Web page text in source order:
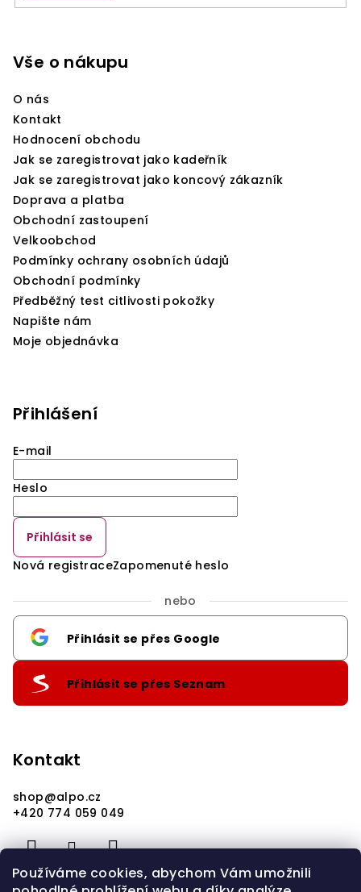
Používáme cookies, abychom Vám umožnili
Vše o nákupu
O nás
Kontakt
Hodnocení obchodu
Jak se zaregistrovat jako kadeřník
Jak se zaregistrovat jako koncový zákazník
Doprava a platba
Obchodní zastoupení
Velkoobchod
Podmínky ochrany osobních údajů
Obchodní podmínky
Předběžný test citlivosti pokožky
Napište nám
Moje objednávka
Přihlášení
E-mail
Heslo
Přihlásit se
Nová registraceZapomenuté heslo
nebo
Přihlásit se přes Google
Přihlásit se přes Seznam
Kontakt
shop@alpo.cz
+420 774 059 049